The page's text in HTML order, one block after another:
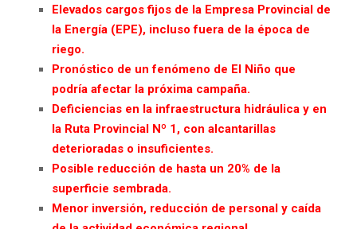
Elevados cargos fijos de la Empresa Provincial de
la Energía (EPE), incluso fuera de la época de
riego.
Pronóstico de un fenómeno de El Niño que
podría afectar la próxima campaña.
Deficiencias en la infraestructura hidráulica y en
la Ruta Provincial Nº 1, con alcantarillas
deterioradas o insuficientes.
Posible reducción de hasta un 20% de la
superficie sembrada.
Menor inversión, reducción de personal y caída